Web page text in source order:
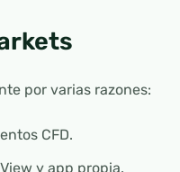
por varias razones:
CFD.
y app propia.